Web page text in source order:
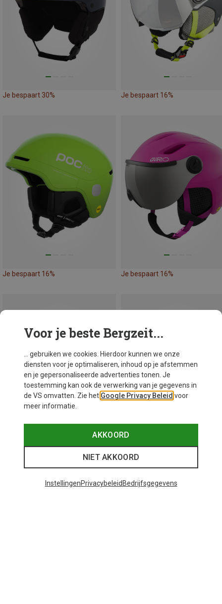
Je bespaart 30% Je bespaart 16%
Je bespaart 16% Je bespaart 16%
27 van 27 producten bekeken
Voor je beste Bergzeit...
... gebruiken we cookies. Hierdoor kunnen we onze
diensten voor je optimaliseren, inhoud op je afstemmen
en je gepersonaliseerde advertenties tonen. Je
toestemming kan ook de verwerking van je gegevens in
de VS omvatten. Zie het Google Privacy Beleid voor
meer informatie.
AKKOORD
NIET AKKOORD
InstellingenPrivacybeleid Bedrijfsgegevens